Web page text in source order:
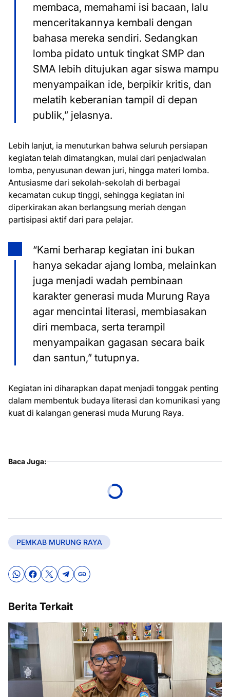
membaca, memahami isi bacaan, lalu
menceritakannya kembali dengan
bahasa mereka sendiri. Sedangkan
lomba pidato untuk tingkat SMP dan
SMA lebih ditujukan agar siswa mampu
menyampaikan ide, berpikir kritis, dan
melatih keberanian tampil di depan
publik,” jelasnya.
Lebih lanjut, ia menuturkan bahwa seluruh persiapan
kegiatan telah dimatangkan, mulai dari penjadwalan
lomba, penyusunan dewan juri, hingga materi lomba.
Antusiasme dari sekolah-sekolah di berbagai
kecamatan cukup tinggi, sehingga kegiatan ini
diperkirakan akan berlangsung meriah dengan
partisipasi aktif dari para pelajar.
“Kami berharap kegiatan ini bukan
hanya sekadar ajang lomba, melainkan
juga menjadi wadah pembinaan
karakter generasi muda Murung Raya
agar mencintai literasi, membiasakan
diri membaca, serta terampil
menyampaikan gagasan secara baik
dan santun,” tutupnya.
Kegiatan ini diharapkan dapat menjadi tonggak penting
dalam membentuk budaya literasi dan komunikasi yang
kuat di kalangan generasi muda Murung Raya.
Baca Juga:
PEMKAB MURUNG RAYA
Berita Terkait